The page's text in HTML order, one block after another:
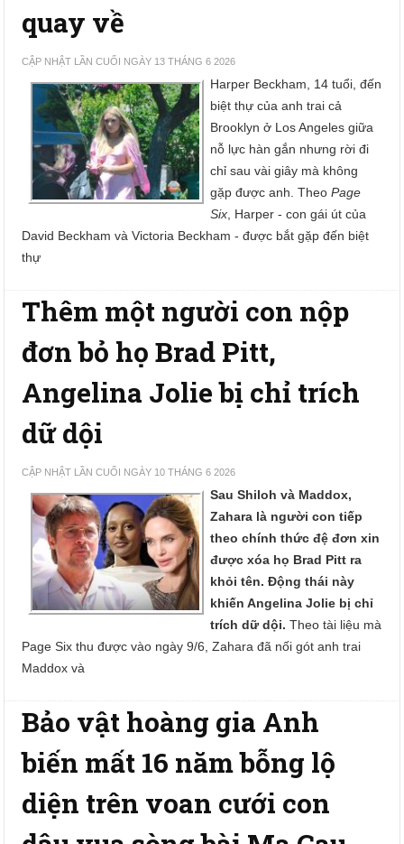
quay về
CẬP NHẬT LẦN CUỐI NGÀY 13 THÁNG 6 2026
Harper Beckham, 14 tuổi, đến
biệt thự của anh trai cả
Brooklyn ở Los Angeles giữa
nỗ lực hàn gắn nhưng rời đi
chỉ sau vài giây mà không
gặp được anh. TheoPage
Six , Harper - con gái út của
David Beckham và Victoria Beckham - được bắt gặp đến biệt
thự
Thêm một người con nộp
đơn bỏ họ Brad Pitt,
Angelina Jolie bị chỉ trích
dữ dội
CẬP NHẬT LẦN CUỐI NGÀY 10 THÁNG 6 2026
Sau Shiloh và Maddox,
Zahara là người con tiếp
theo chính thức đệ đơn xin
được xóa họ Brad Pitt ra
khỏi tên. Động thái này
khiến Angelina Jolie bị chỉ
trích dữ dội. Theo tài liệu mà
Page Six thu được vào ngày 9/6, Zahara đã nối gót anh trai
Maddox và
Bảo vật hoàng gia Anh
biến mất 16 năm bỗng lộ
diện trên voan cưới con